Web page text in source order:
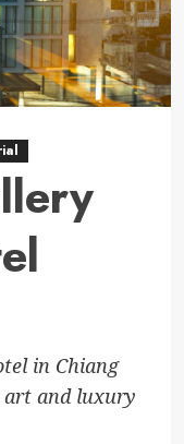
in Chiang
art and luxury